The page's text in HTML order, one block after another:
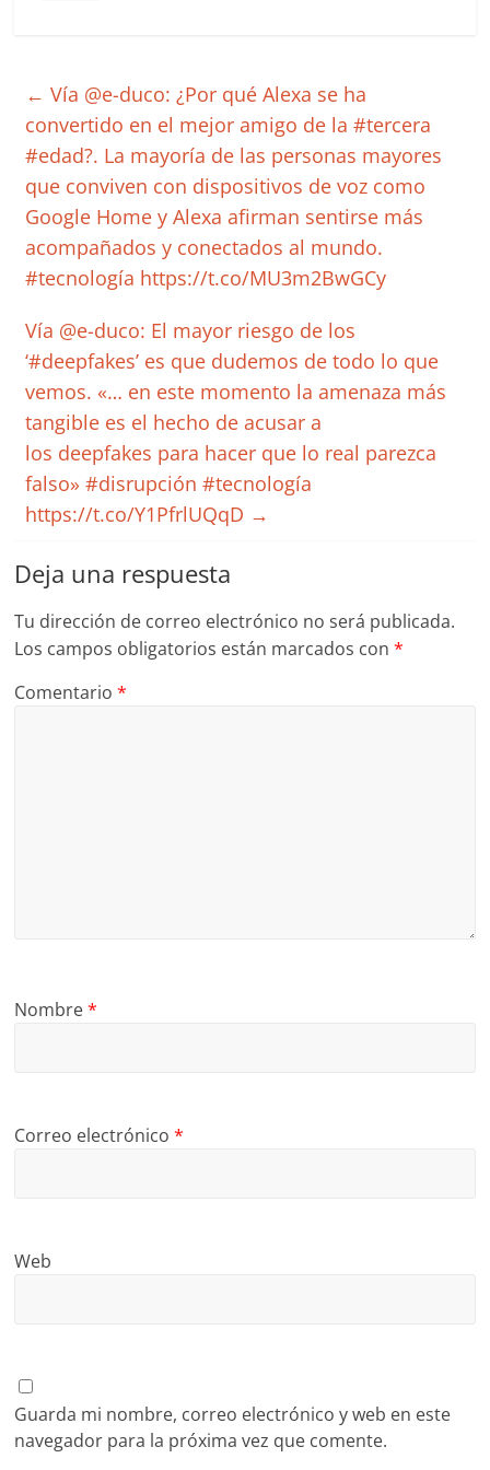
← Vía @e-duco: ¿Por qué Alexa se ha
convertido en el mejor amigo de la #tercera
#edad?. La mayoría de las personas mayores
que conviven con dispositivos de voz como
Google Home y Alexa afirman sentirse más
acompañados y conectados al mundo.
#tecnología https://t.co/MU3m2BwGCy
Vía @e-duco: El mayor riesgo de los
‘#deepfakes’ es que dudemos de todo lo que
vemos. «… en este momento la amenaza más
tangible es el hecho de acusar a
los deepfakes para hacer que lo real parezca
falso» #disrupción #tecnología
https://t.co/Y1PfrlUQqD →
Deja una respuesta
Tu dirección de correo electrónico no será publicada.
Los campos obligatorios están marcados con*
Comentario*
Nombre*
Correo electrónico*
Web
Guarda mi nombre, correo electrónico y web en este
navegador para la próxima vez que comente.